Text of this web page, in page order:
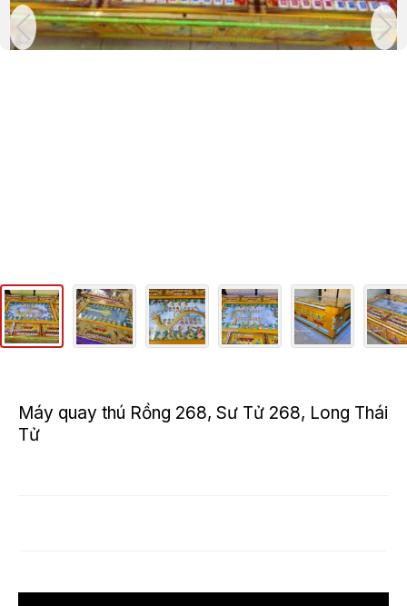
Máy quay thú Rồng 268, Sư Tử 268, Long Thái
Tử